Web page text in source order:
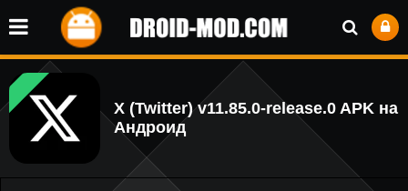
X (Twitter) v11.85.0-release.0 APK на
Андроид